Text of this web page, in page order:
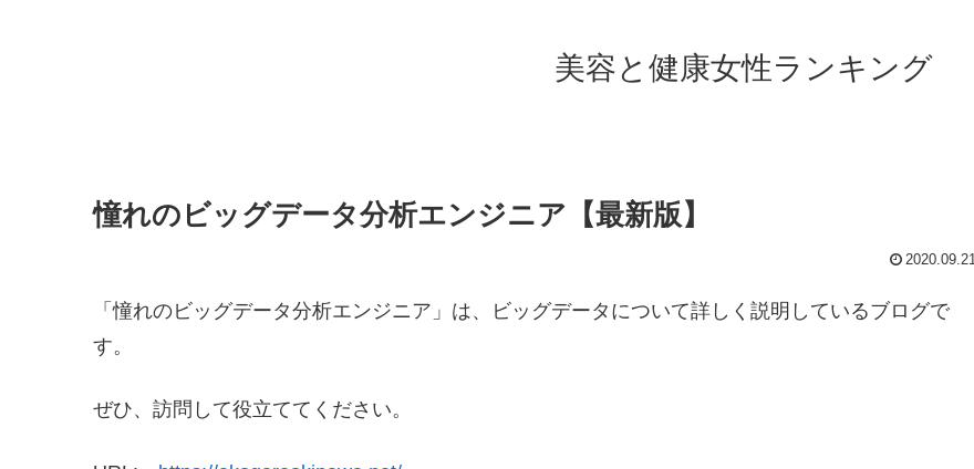
美容と健康女性ランキング
憧れのビッグデータ分析エンジニア【最新版】
2020.09.21
「憧れのビッグデータ分析エンジニア」は、ビッグデータについて詳しく説明しているブログで
す。
ぜひ、訪問して役立ててください。